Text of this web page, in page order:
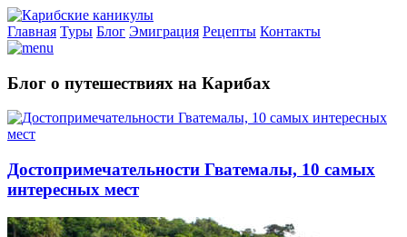
Главная Туры Блог Эмиграция Рецепты Контакты
Блог о путешествиях на Карибах
Достопримечательности Гватемалы, 10 самых
интересных мест